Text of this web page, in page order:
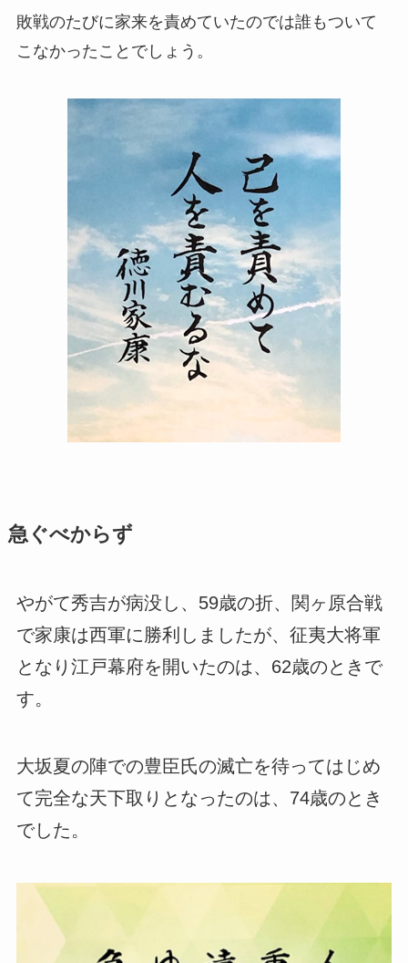
敗戦のたびに家来を責めていたのでは誰もついて
こなかったことでしょう。
急ぐべからず
やがて秀吉が病没し、59歳の折、関ヶ原合戦
で家康は西軍に勝利しましたが、征夷大将軍
となり江戸幕府を開いたのは、62歳のときで
す。
大坂夏の陣での豊臣氏の滅亡を待ってはじめ
て完全な天下取りとなったのは、74歳のとき
でした。